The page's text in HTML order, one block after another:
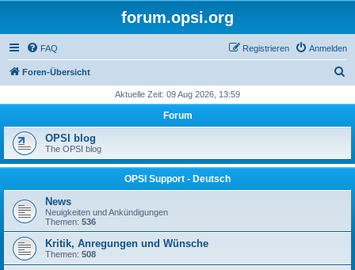
forum.opsi.org
FAQ Anmelden
Registrieren
Foren-Übersicht
h
Aktuelle Zeit: 09 Aug 2026, 13:59
Forum
OPSI blog
The OPSI blog
OPSI Support - Deutsch
News
Neuigkeiten und Ankündigungen
Themen: 536
Kritik, Anregungen und Wünsche
Themen: 508